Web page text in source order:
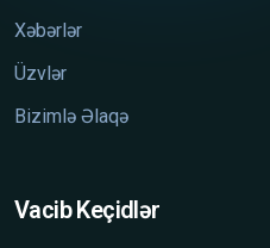
Xəbərlər
Üzvlər
Bizimlə Əlaqə
Vacib Keçidlər